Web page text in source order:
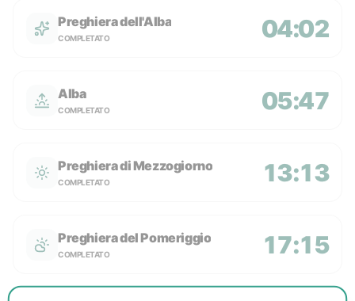
Preghiera dell'Alba
COMPLETATO 04:02
Alba
COMPLETATO 05:47
Preghiera di Mezzogiorno
COMPLETATO 13:13
Preghiera del Pomeriggio
COMPLETATO 17:15